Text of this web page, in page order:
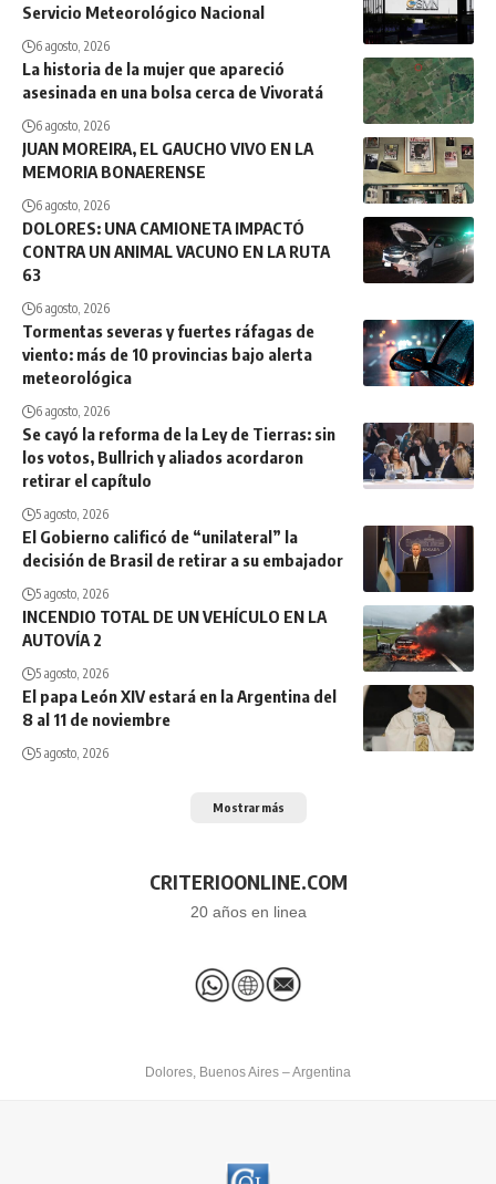
Servicio Meteorológico Nacional
6 agosto, 2026
La historia de la mujer que apareció
asesinada en una bolsa cerca de Vivoratá
6 agosto, 2026
JUAN MOREIRA, EL GAUCHO VIVO EN LA
MEMORIA BONAERENSE
6 agosto, 2026
DOLORES: UNA CAMIONETA IMPACTÓ
CONTRA UN ANIMAL VACUNO EN LA RUTA
63
6 agosto, 2026
Tormentas severas y fuertes ráfagas de
viento: más de 10 provincias bajo alerta
meteorológica
6 agosto, 2026
Se cayó la reforma de la Ley de Tierras: sin
los votos, Bullrich y aliados acordaron
retirar el capítulo
5 agosto, 2026
El Gobierno calificó de “unilateral” la
decisión de Brasil de retirar a su embajador
5 agosto, 2026
INCENDIO TOTAL DE UN VEHÍCULO EN LA
AUTOVÍA 2
5 agosto, 2026
El papa León XIV estará en la Argentina del
8 al 11 de noviembre
5 agosto, 2026
Mostrar más
CRITERIOONLINE.COM
20 años en linea
Dolores, Buenos Aires – Argentina